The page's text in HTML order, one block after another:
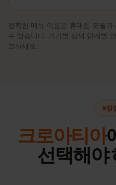
정확한 메뉴 이름은 휴대폰 모델
수 있습니다. 기기별 상세 단계별
고하세요.
장
크로아티아
선택해야